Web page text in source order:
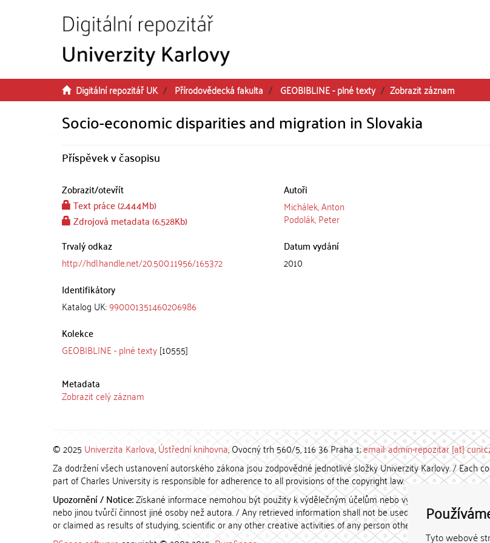
Tyto webové
Digitální repozitář UK Přírodovědecká fakulta GEOBIBLINE - plné texty Zobrazit záznam
Socio-economic disparities and migration in Slovakia
Příspěvek v časopisu
Zobrazit/otevřít
Text práce (2.444Mb)
Zdrojová metadata (6.528Kb)
Trvalý odkaz
http://hdl.handle.net/20.500.11956/165372
Identifikátory
Katalog UK:990001351460206986
Kolekce
GEOBIBLINE - plné texty[10555]
Autoři
Michálek, Anton
Podolák, Peter
Datum vydání
2010
Metadata
Zobrazit celý záznam
© 2025 Univerzita Karlova,Ústřední knihovna, Ovocný trh 560/5, 116 36 Praha 1;email: admin-repozitar [at]
Za dodržení všech ustanovení autorského zákona jsou zodpovědné jednotlivé složky Univerzity Karlovy. / Each
part of Charles University is responsible for adherence to all provisions of the copyright law.
Upozornění / Notice:Získané informace nemohou být použity k výdělečným účelům nebo vydávány za studijní,
nebo jinou tvůrčí činnost jiné osoby než autora. / Any retrieved information shall not be used for any commercial
or claimed as results of studying, scientific or any other creative activities of any person other than the author.